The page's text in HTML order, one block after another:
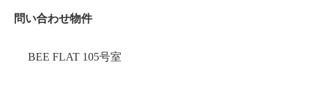
問い合わせ物件
BEE FLAT 105号室